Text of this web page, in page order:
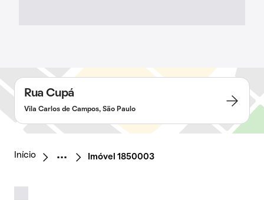
Rua Cupá
Vila Carlos de Campos, São Paulo
Início Imóvel 1850003